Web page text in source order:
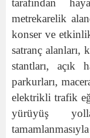
tarafından
metrekarelik
konser ve
satranç alanları,
stantları, açık
parkurları,
elektrikli trafik
yürüyüş